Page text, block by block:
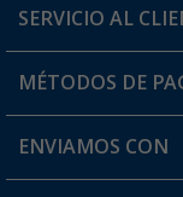
Conviértete en
Mi cuenta
Tarjeta Berger Digital
SERVICIO AL
FAQ y Contacto
Información de envío
MÉTODOS DE
ENVIAMOS CON